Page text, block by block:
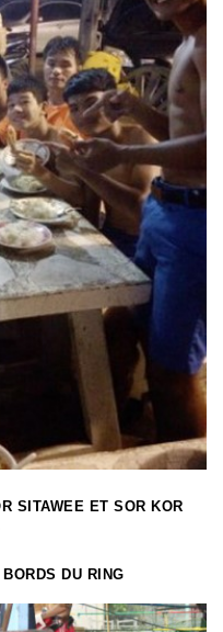
SITAWEE ET SOR KOR
DU RING